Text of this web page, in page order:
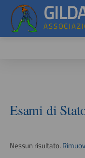
Esami di
Nessun risultato.